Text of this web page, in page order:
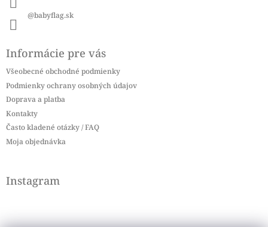
@babyflag.sk
Informácie pre vás
Všeobecné obchodné podmienky
Podmienky ochrany osobných údajov
Doprava a platba
Kontakty
Často kladené otázky / FAQ
Moja objednávka
Instagram